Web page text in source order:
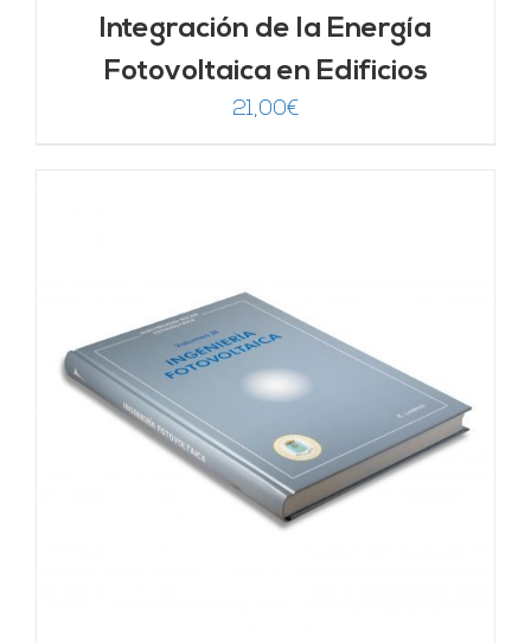
Integración de la Energía
Fotovoltaica en Edificios
21,00€